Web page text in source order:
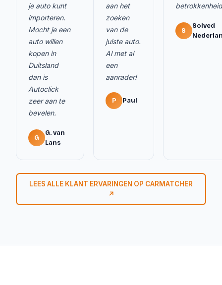
je auto kunt
importeren.
Mocht je een
auto willen
kopen in
Duitsland
dan is
Autoclick
zeer aan te
bevelen.
G
G. van
Lans
aan het
zoeken
van de
juiste auto.
Al met al
een
aanrader!
P Paul
S
Solved
LEES ALLE KLANT ERVARINGEN OP CARMATCHER
↗